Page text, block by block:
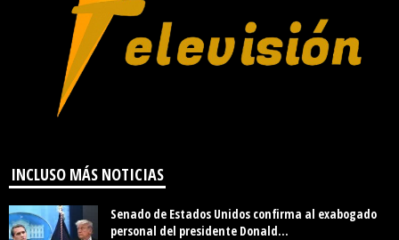
INCLUSO MÁS NOTICIAS
Senado de Estados Unidos confirma al exabogado
personal del presidente Donald...